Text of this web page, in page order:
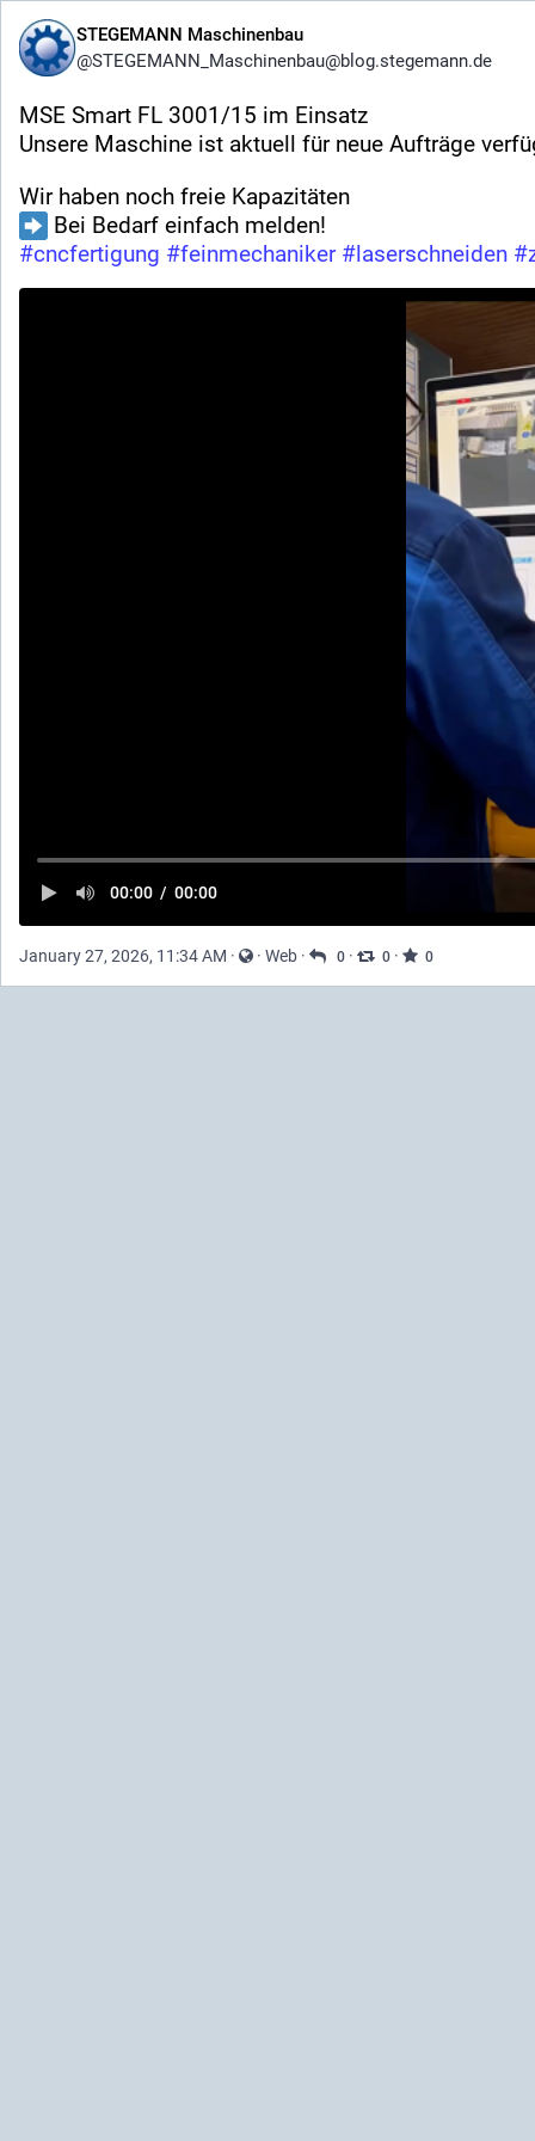
STEGEMANN Maschinenbau
@STEGEMANN_Maschinenbau@blog.stegemann.de
MSE Smart FL 3001/15 im Einsatz
Unsere Maschine ist aktuell für neue Aufträge
Wir haben noch freie Kapazitäten
Bei Bedarf einfach melden!
#cncfertigung #feinmechaniker #laserschneiden #
00:00 / 00:00
January 27, 2026, 11:34 AM · · Web · 0 · 0 · 0